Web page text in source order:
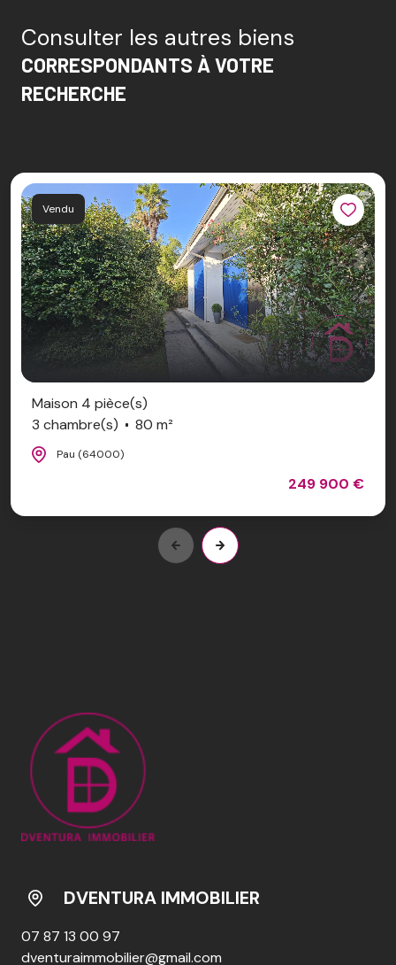
Consulter les autres biens
CORRESPONDANTS À VOTRE
RECHERCHE
Vendu
Maison 4 pièce(s)
3 chambre(s)
80 m²
Pau (64000)
249 900 €
DVENTURA IMMOBILIER
07 87 13 00 97
dventuraimmobilier@gmail.com